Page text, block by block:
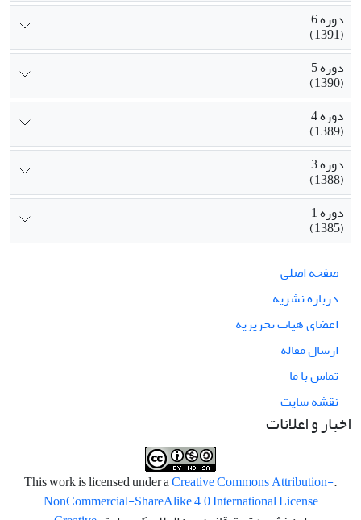
دوره 6
(1391)
دوره 5
(1390)
دوره 4
(1389)
دوره 3
(1388)
دوره 1
(1385)
صفحه اصلی
درباره نشریه
اعضای هیات تحریریه
ارسال مقاله
تماس با ما
نقشه سایت
اخبار و اعلانات
.This work is licensed under a
Creative Commons Attribution-
NonCommercial-ShareAlike 4.0 International License